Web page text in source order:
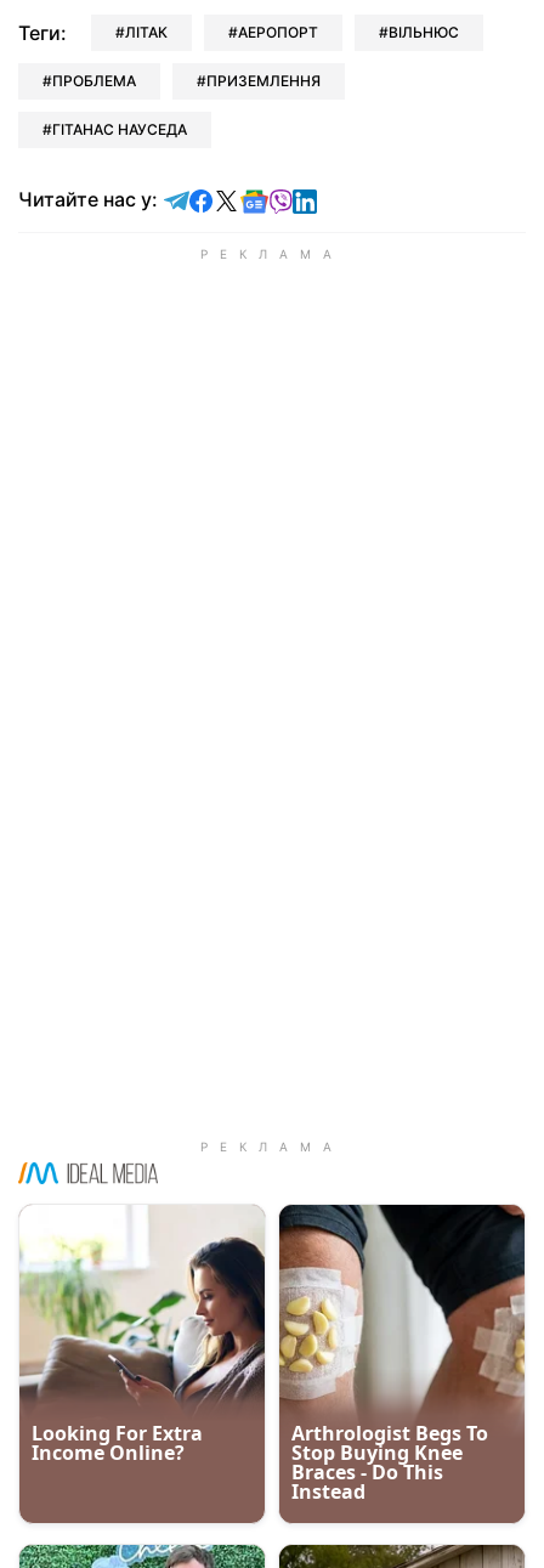
Теги: ЛІТАК АЕРОПОРТ ВІЛЬНЮС
ПРОБЛЕМА ПРИЗЕМЛЕННЯ
ГІТАНАС НАУСЕДА
Читайте нас у: Читайте у Telegram
Читайте у Facebook
Читайте у X
Читайте у Google news
Читайте у Viber
Читайте у LinkedIn